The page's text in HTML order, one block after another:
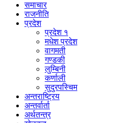
समाचार
राजनीति
प्रदेश
प्रदेश १
मधेश प्रदेश
वागमती
गण्डकी
लुम्बिनी
कर्णाली
सुदुरपस्चिम
अन्तराष्ट्रिय
अन्तर्वार्ता
अर्थतन्त्र